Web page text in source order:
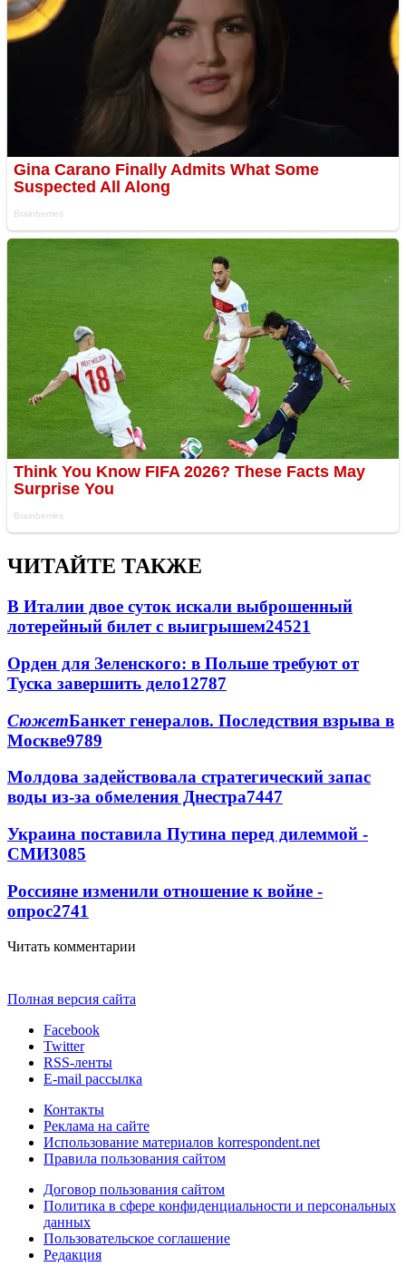
ЧИТАЙТЕ ТАКЖЕ
В Италии двое суток искали выброшенный
лотерейный билет с выигрышем24521
Орден для Зеленского: в Польше требуют от
Туска завершить дело12787
СюжетБанкет генералов. Последствия взрыва в
Москве9789
Молдова задействовала стратегический запас
воды из-за обмеления Днестра7447
Украина поставила Путина перед дилеммой -
СМИ3085
Россияне изменили отношение к войне -
опрос2741
Читать комментарии
Полная версия сайта
Facebook
Twitter
RSS-ленты
E-mail рассылка
Контакты
Реклама на сайте
Использование материалов korrespondent.net
Правила пользования сайтом
Договор пользования сайтом
Политика в сфере конфиденциальности и персональных
данных
Пользовательское соглашение
Редакция